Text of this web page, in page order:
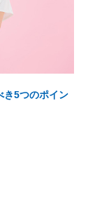
き5つのポイン